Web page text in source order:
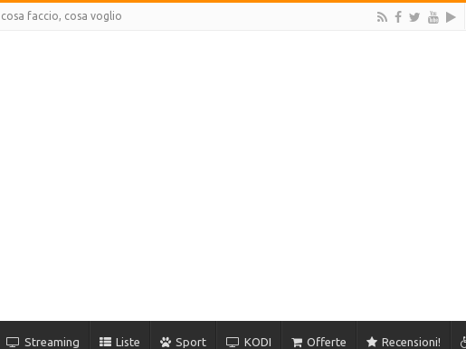
cosa faccio, cosa voglio
Streaming Liste Sport KODI Offerte Recensioni!